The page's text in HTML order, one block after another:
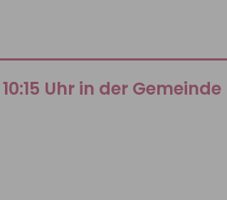
Uhr in der Gemeinde